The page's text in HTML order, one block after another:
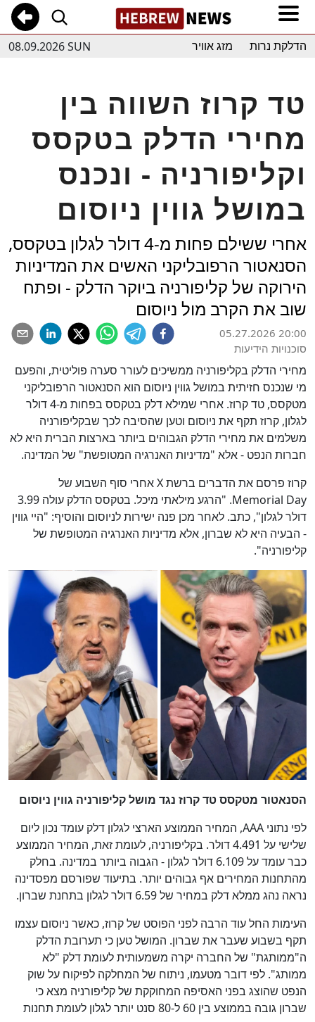
08.09.2026 SUN הדלקת נרות מזג אוויר
טד קרוז השווה בין
מחירי הדלק בטקסס
וקליפורניה - ונכנס
במושל גווין ניוסום
אחרי ששילם פחות מ-4 דולר לגלון בטקסס,
הסנאטור הרפובליקני האשים את המדיניות
הירוקה של קליפורניה ביוקר הדלק - ופתח
שוב את הקרב מול ניוסום
05.27.2026 20:00
סוכנויות הידיעות
מחירי הדלק בקליפורניה ממשיכים לעורר סערה פוליטית, והפעם
מי שנכנס חזיתית במושל גווין ניוסום הוא הסנאטור הרפובליקני
מטקסס, טד קרוז. אחרי שמילא דלק בטקסס בפחות מ-4 דולר
לגלון, קרוז תקף את ניוסום וטען שהסיבה לכך שבקליפורניה
משלמים את מחירי הדלק הגבוהים ביותר בארצות הברית היא לא
חברות הנפט - אלא "מדיניות האנרגיה המטופשת" של המדינה.
קרוז פרסם את הדברים ברשת X אחרי סוף השבוע של
Memorial Day. "הרגע מילאתי מיכל. בטקסס הדלק עולה 3.99
דולר לגלון", כתב. לאחר מכן פנה ישירות לניוסום והוסיף: "היי גווין
- הבעיה היא לא שברון, אלא מדיניות האנרגיה המטופשת של
קליפורניה".
הסנאטור מטקסס טד קרוז נגד מושל קליפורניה גווין ניוסום
לפי נתוני AAA, המחיר הממוצע הארצי לגלון דלק עומד נכון ליום
שלישי על 4.491 דולר. בקליפורניה, לעומת זאת, המחיר הממוצע
כבר עומד על 6.109 דולר לגלון - הגבוה ביותר במדינה. בחלק
מהתחנות המחירים אף גבוהים יותר. בתיעוד שפורסם מפסדינה
נראה נהג ממלא דלק במחיר של 6.59 דולר לגלון בתחנת שברון.
העימות החל עוד הרבה לפני הפוסט של קרוז, כאשר ניוסום עצמו
תקף בשבוע שעבר את שברון. המושל טען כי תערובת הדלק
ה"ממותגת" של החברה יקרה משמעותית לעומת דלק "לא
ממותג". לפי דובר מטעמו, ניתוח של המחלקה לפיקוח על שוק
הנפט שהוצג בפני האסיפה המחוקקת של קליפורניה מצא כי
שברון גובה בממוצע בין 60 ל-80 סנט יותר לגלון לעומת תחנות